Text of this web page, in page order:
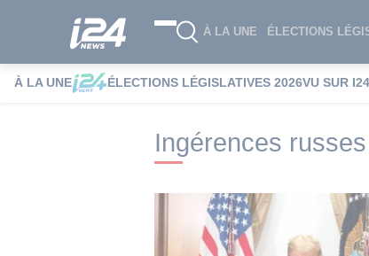
À LA UNE ÉLECTIONS
À LA UNE ÉLECTIONS LÉGISLATIVES 2026VU SUR
i24NEWS i24NEWS Tags index
Ingérences russes